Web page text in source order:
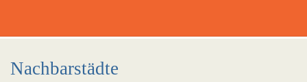
Nachbarstädte